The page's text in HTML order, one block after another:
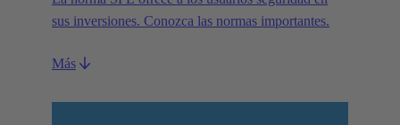
sus inversiones. Conozca las normas importantes.
Más